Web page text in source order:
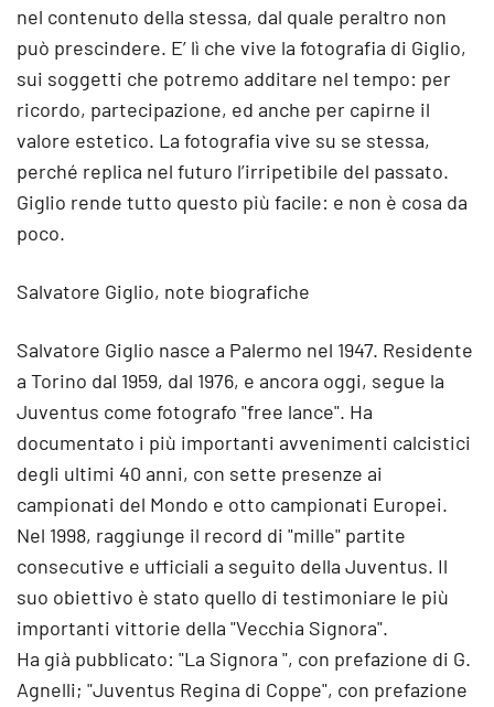
nel contenuto della stessa, dal quale peraltro non
può prescindere. E’ lì che vive la fotografia di Giglio,
sui soggetti che potremo additare nel tempo: per
ricordo, partecipazione, ed anche per capirne il
valore estetico. La fotografia vive su se stessa,
perché replica nel futuro l’irripetibile del passato.
Giglio rende tutto questo più facile: e non è cosa da
poco.
Salvatore Giglio, note biografiche
Salvatore Giglio nasce a Palermo nel 1947. Residente
a Torino dal 1959, dal 1976, e ancora oggi, segue la
Juventus come fotografo "free lance". Ha
documentato i più importanti avvenimenti calcistici
degli ultimi 40 anni, con sette presenze ai
campionati del Mondo e otto campionati Europei.
Nel 1998, raggiunge il record di "mille" partite
consecutive e ufficiali a seguito della Juventus. Il
suo obiettivo è stato quello di testimoniare le più
importanti vittorie della "Vecchia Signora".
Ha già pubblicato: "La Signora ", con prefazione di G.
Agnelli; "Juventus Regina di Coppe", con prefazione